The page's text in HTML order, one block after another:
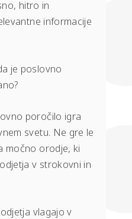
hitro in
informacije
je poslovno
poročilo igra
svetu. Ne gre le
močno orodje, ki
v strokovni in
vlagajo v